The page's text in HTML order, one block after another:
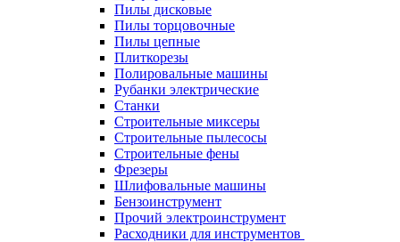
Пилы дисковые
Пилы торцовочные
Пилы цепные
Плиткорезы
Полировальные машины
Рубанки электрические
Станки
Строительные миксеры
Строительные пылесосы
Строительные фены
Фрезеры
Шлифовальные машины
Бензоинструмент
Прочий электроинструмент
Расходники для инструментов